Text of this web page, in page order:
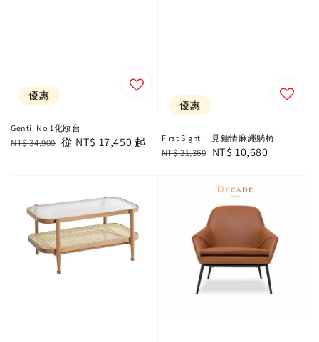
優惠
Gentil No.1化妝台
Regular
NT$ 34,900 Sale
從 NT$ 17,450 起
優惠
First Sight 一見鍾情麻繩躺椅
Regular
NT$ 21,360 Sale
NT$ 10,680